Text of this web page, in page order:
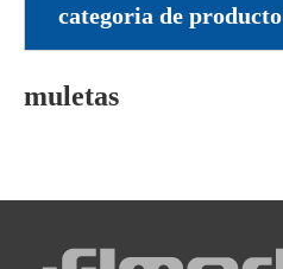
categoria de producto
muletas